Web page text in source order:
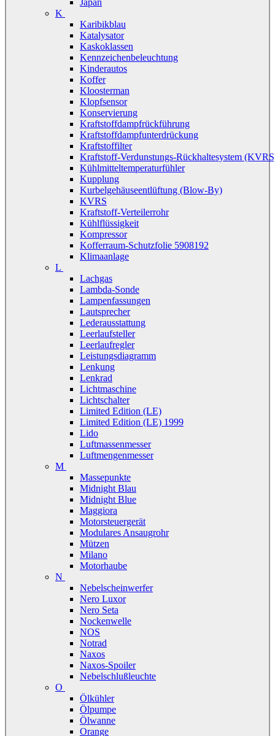
Japan
K
Karibikblau
Katalysator
Kaskoklassen
Kennzeichenbeleuchtung
Kinderautos
Koffer
Kloosterman
Klopfsensor
Konservierung
Kraftstoffdampfrückführung
Kraftstoffdampfunterdrückung
Kraftstoffilter
Kraftstoff-Verdunstungs-Rückhaltesystem
Kühlmitteltemperaturfühler
Kupplung
Kurbelgehäuseentlüftung (Blow-By)
KVRS
Kraftstoff-Verteilerrohr
Kühlflüssigkeit
Kompressor
Kofferraum-Schutzfolie 5908192
Klimaanlage
L
Lachgas
Lambda-Sonde
Lampenfassungen
Lautsprecher
Lederausstattung
Leerlaufsteller
Leerlaufregler
Leistungsdiagramm
Lenkung
Lenkrad
Lichtmaschine
Lichtschalter
Limited Edition (LE)
Limited Edition (LE) 1999
Lido
Luftmassenmesser
Luftmengenmesser
M
Massepunkte
Midnight Blau
Midnight Blue
Maggiora
Motorsteuergerät
Modulares Ansaugrohr
Mützen
Milano
Motorhaube
N
Nebelscheinwerfer
Nero Luxor
Nero Seta
Nockenwelle
NOS
Notrad
Naxos
Naxos-Spoiler
Nebelschlußleuchte
O
Ölkühler
Ölpumpe
Ölwanne
Orange